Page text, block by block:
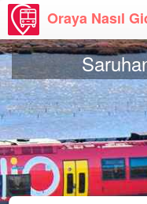
Oraya Nasıl